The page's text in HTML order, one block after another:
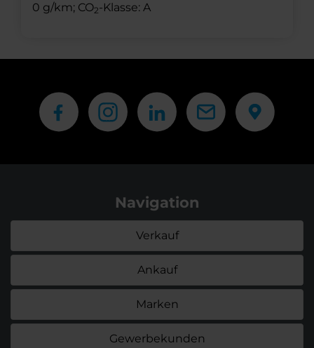
0 g/km; CO2-Klasse: A
Navigation
Verkauf
Ankauf
Marken
Gewerbekunden